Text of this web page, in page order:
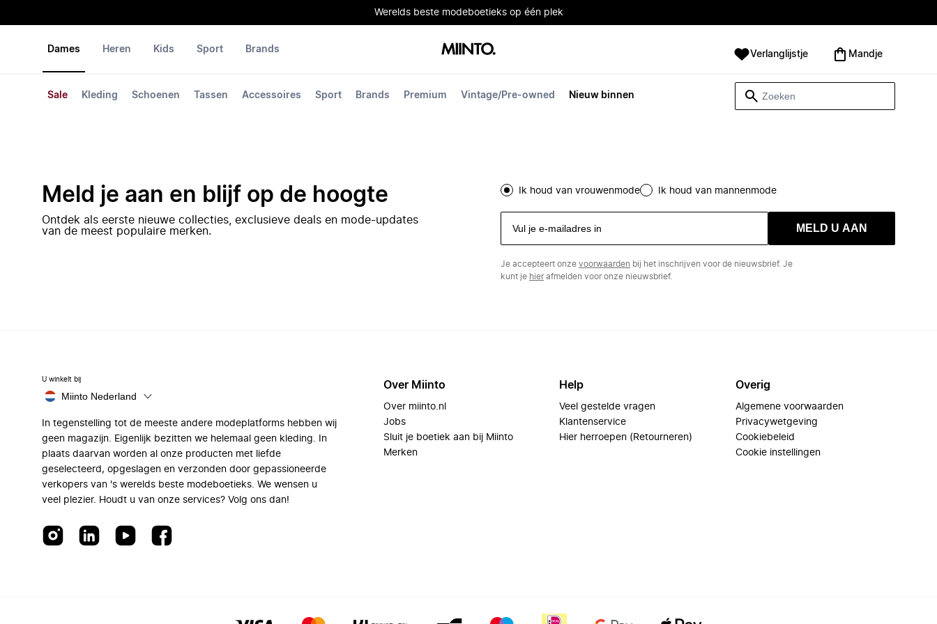
Werelds beste modeboetieks op één plek
Dames
Sale Kleding Schoenen Tassen Accessoires Sport Brands Premium Vintage/Pre-owned Nieuw binnen
Heren Kids Sport Brands Verlanglijstje Mandje
Meld je aan en blijf op de hoogte
Ontdek als eerste nieuwe collecties, exclusieve deals en mode-updates
van de meest populaire merken.
Ik houd van vrouwenmode Ik houd van mannenmode
MELD U AAN
Je accepteert onze voorwaarden bij het inschrijven voor de nieuwsbrief. Je
kunt je hierafmelden voor onze nieuwsbrief.
U winkelt bij
Miinto Nederland
In tegenstelling tot de meeste andere modeplatforms hebben wij
geen magazijn. Eigenlijk bezitten we helemaal geen kleding. In
plaats daarvan worden al onze producten met liefde
geselecteerd, opgeslagen en verzonden door gepassioneerde
verkopers van 's werelds beste modeboetieks. We wensen u
veel plezier. Houdt u van onze services? Volg ons dan!
Over Miinto
Over miinto.nl
Jobs
Sluit je boetiek aan bij Miinto
Merken
Help
Veel gestelde vragen
Klantenservice
Hier herroepen (Retourneren)
Overig
Algemene voorwaarden
Privacywetgeving
Cookiebeleid
Cookie instellingen